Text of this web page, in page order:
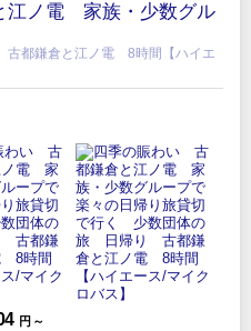
江ノ電 家族・少数グル
都鎌倉と江ノ電 8時間【ハイエ
円 ～